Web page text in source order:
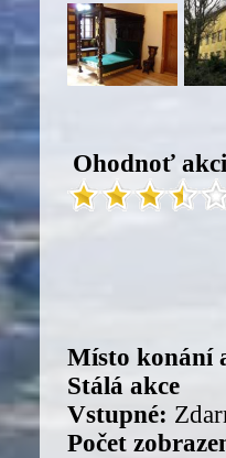
Ohodnoť
Místo konání
Stálá akce
Vstupné:
Počet